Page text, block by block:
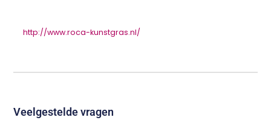
http://www.roca-kunstgras.nl/
Veelgestelde vragen